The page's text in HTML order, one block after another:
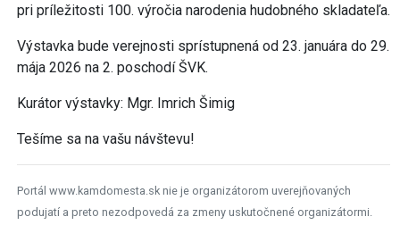
pri príležitosti 100. výročia narodenia hudobného skladateľa.
Výstavka bude verejnosti sprístupnená od 23. januára do 29.
mája 2026 na 2. poschodí ŠVK.
Kurátor výstavky: Mgr. Imrich Šimig
Tešíme sa na vašu návštevu!
Portál www.kamdomesta.sk nie je organizátorom uverejňovaných
podujatí a preto nezodpovedá za zmeny uskutočnené organizátormi.